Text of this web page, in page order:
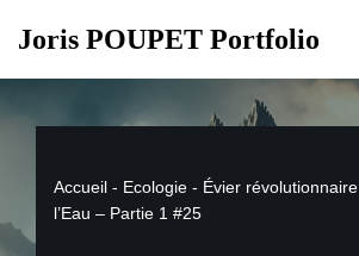
contenu
Joris POUPET Portfolio
Accueil - Ecologie - Évier
l’Eau – Partie 1 #25